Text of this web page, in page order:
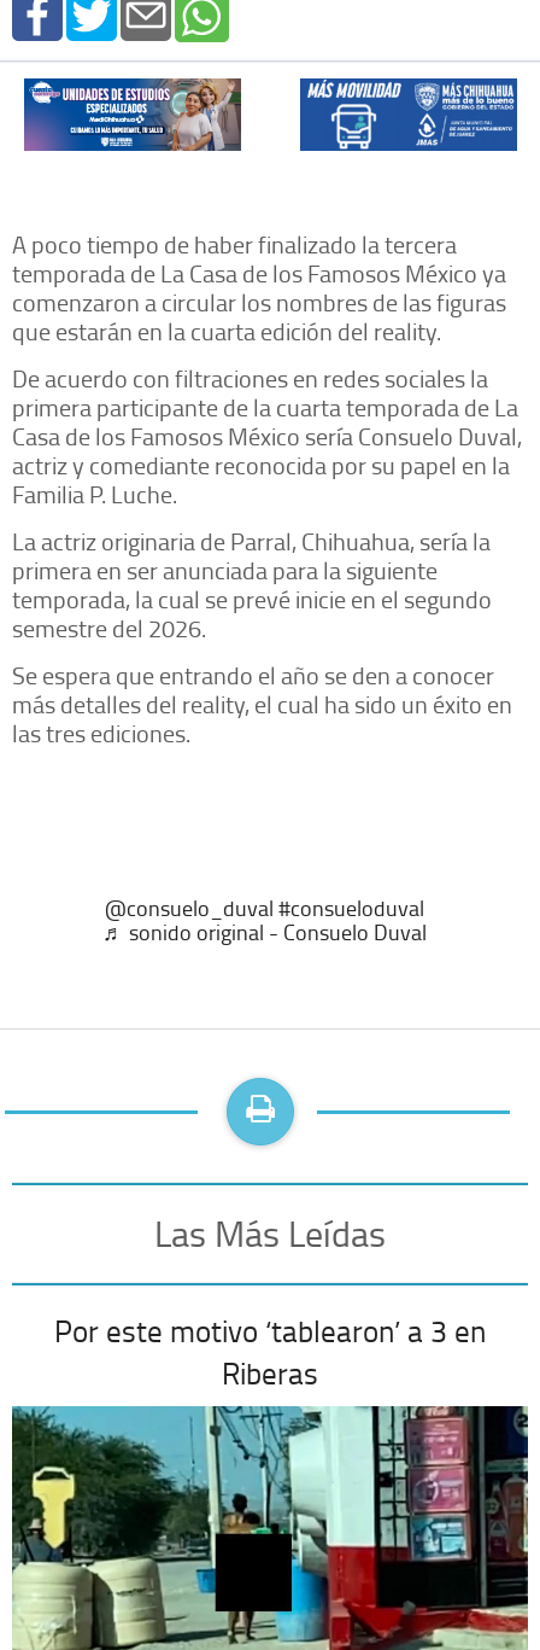
A poco tiempo de haber finalizado la tercera
temporada de La Casa de los Famosos México ya
comenzaron a circular los nombres de las figuras
que estarán en la cuarta edición del reality.
De acuerdo con filtraciones en redes sociales la
primera participante de la cuarta temporada de La
Casa de los Famosos México sería Consuelo Duval,
actriz y comediante reconocida por su papel en la
Familia P. Luche.
La actriz originaria de Parral, Chihuahua, sería la
primera en ser anunciada para la siguiente
temporada, la cual se prevé inicie en el segundo
semestre del 2026.
Se espera que entrando el año se den a conocer
más detalles del reality, el cual ha sido un éxito en
las tres ediciones.
@consuelo_duval #consueloduval
♬ sonido original - Consuelo Duval
Las Más Leídas
Por este motivo ‘tablearon’ a 3 en
Riberas